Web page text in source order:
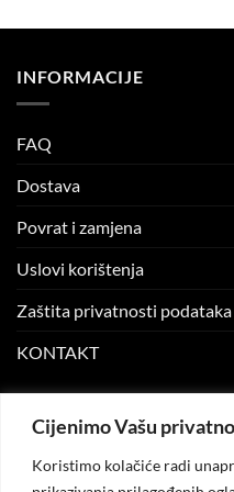
Cijenimo Vašu
Koristimo kolačiće radi
INFORMACIJE
FAQ
Dostava
Povrat i zamjena
Uslovi korištenja
Zaštita privatnosti podataka
KONTAKT